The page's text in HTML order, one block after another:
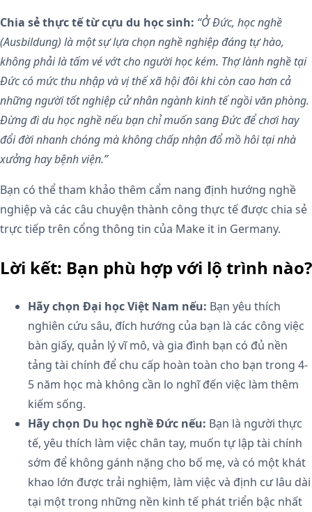
Chia sẻ thực tế từ cựu du học sinh: “Ở Đức, học nghề
(Ausbildung) là một sự lựa chọn nghề nghiệp đáng tự hào,
không phải là tấm vé vớt cho người học kém. Thợ lành nghề tại
Đức có mức thu nhập và vị thế xã hội đôi khi còn cao hơn cả
những người tốt nghiệp cử nhân ngành kinh tế ngồi văn phòng.
Đừng đi du học nghề nếu bạn chỉ muốn sang Đức để chơi hay
đổi đời nhanh chóng mà không chấp nhận đổ mồ hôi tại nhà
xưởng hay bệnh viện.”
Bạn có thể tham khảo thêm cẩm nang định hướng nghề
nghiệp và các câu chuyện thành công thực tế được chia sẻ
trực tiếp trên cổng thông tin của Make it in Germany.
Lời kết: Bạn phù hợp với lộ trình nào?
Hãy chọn Đại học Việt Nam nếu: Bạn yêu thích
nghiên cứu sâu, đích hướng của bạn là các công việc
bàn giấy, quản lý vĩ mô, và gia đình bạn có đủ nền
tảng tài chính để chu cấp hoàn toàn cho bạn trong 4-
5 năm học mà không cần lo nghĩ đến việc làm thêm
kiếm sống.
Hãy chọn Du học nghề Đức nếu: Bạn là người thực
tế, yêu thích làm việc chân tay, muốn tự lập tài chính
sớm để không gánh nặng cho bố mẹ, và có một khát
khao lớn được trải nghiệm, làm việc và định cư lâu dài
tại một trong những nền kinh tế phát triển bậc nhất